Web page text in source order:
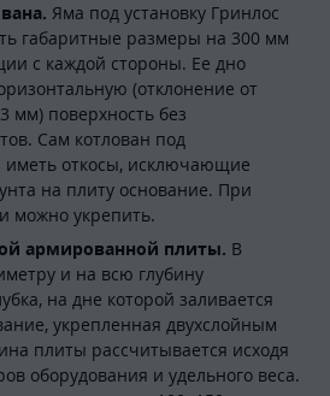
Яма под установку Гринлос
габаритные размеры на 300 мм
с каждой стороны. Ее дно
(отклонение от
мм) поверхность без
Сам котлован под
иметь откосы, исключающие
на плиту основание. При
можно укрепить.
армированной плиты. В
и на всю глубину
на дне которой заливается
укрепленная двухслойным
плиты рассчитывается исходя
оборудования и удельного веса.